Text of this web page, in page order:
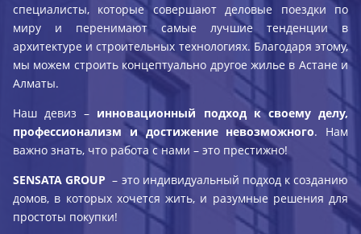
специалисты, которые совершают деловые поездки по
миру и перенимают самые лучшие тенденции в
архитектуре и строительных технологиях. Благодаря этому,
мы можем строить концептуально другое жилье в Астане и
Алматы.
Наш девиз – инновационный подход к своему делу,
профессионализм и достижение невозможного. Нам
важно знать, что работа с нами – это престижно!
SENSATAGROUP – это индивидуальный подход к созданию
домов, в которых хочется жить, и разумные решения для
простоты покупки!